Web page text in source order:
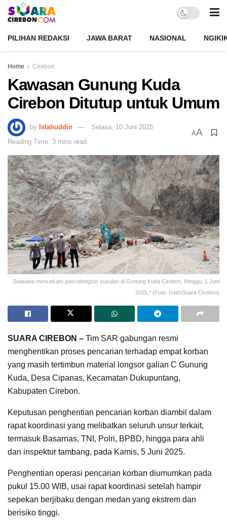
PILIHAN REDAKSI JAWA BARAT NASIONAL
Home Cirebon
Kawasan Gunung Kuda
Cirebon Ditutup untuk Umum
by Islahuddin
Selasa, 10 Juni 2025
Reading Time: 3 mins read
AA
Suasana mencekam pascalongsor susulan di Gunung Kuda Cirebon, Minggu, 1 Juni
2025.* (Foto: Islah/Suara Cirebon)
SUARA CIREBON – Tim SAR gabungan resmi
menghentikan proses pencarian terhadap empat korban
yang masih tertimbun material longsor galian C Gunung
Kuda, Desa Cipanas, Kecamatan Dukupuntang,
Kabupaten Cirebon.
Keputusan penghentian pencarian korban diambil dalam
rapat koordinasi yang melibatkan seluruh unsur terkait,
termasuk Basarnas, TNI, Polri, BPBD, hingga para ahli
dan inspektur tambang, pada Kamis, 5 Juni 2025.
Penghentian operasi pencarian korban diumumkan pada
pukul 15.00 WIB, usai rapat koordinasi setelah hampir
sepekan berjibaku dengan medan yang ekstrem dan
berisiko tinggi.